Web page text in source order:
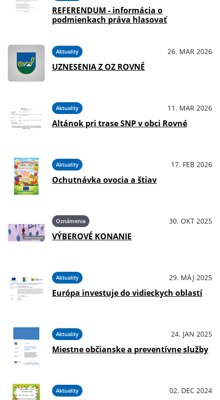
REFERENDUM - informácia o
podmienkach práva hlasovať
Aktuality 26. MAR 2026
UZNESENIA Z OZ ROVNÉ
Aktuality 11. MAR 2026
Altánok pri trase SNP v obci Rovné
Aktuality 17. FEB 2026
Ochutnávka ovocia a štiav
Oznámenia 30. OKT 2025
VÝBEROVÉ KONANIE
Aktuality 29. MÁJ 2025
Európa investuje do vidieckych oblastí
Aktuality 24. JAN 2025
Miestne občianske a preventívne služby
Aktuality 02. DEC 2024